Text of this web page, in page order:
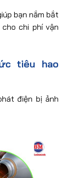
bạn nắm bắt
chi phí vận
tiêu hao
điện bị ảnh